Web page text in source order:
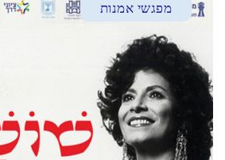
מפגשי אמנות